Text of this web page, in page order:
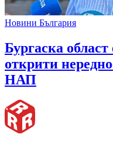
Новини България
Бургаска
открити
НАП